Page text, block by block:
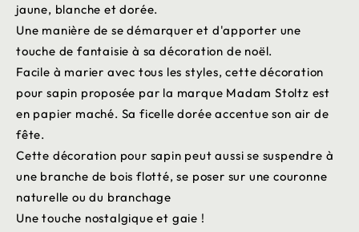
jaune, blanche et dorée.
Une manière de se démarquer et d'apporter une
touche de fantaisie à sa décoration de noël.
Facile à marier avec tous les styles, cette décoration
pour sapin proposée par la marque Madam Stoltz est
en papier maché. Sa ficelle dorée accentue son air de
fête.
Cette décoration pour sapin peut aussi se suspendre à
une branche de bois flotté, se poser sur une couronne
naturelle ou du branchage
Une touche nostalgique et gaie !